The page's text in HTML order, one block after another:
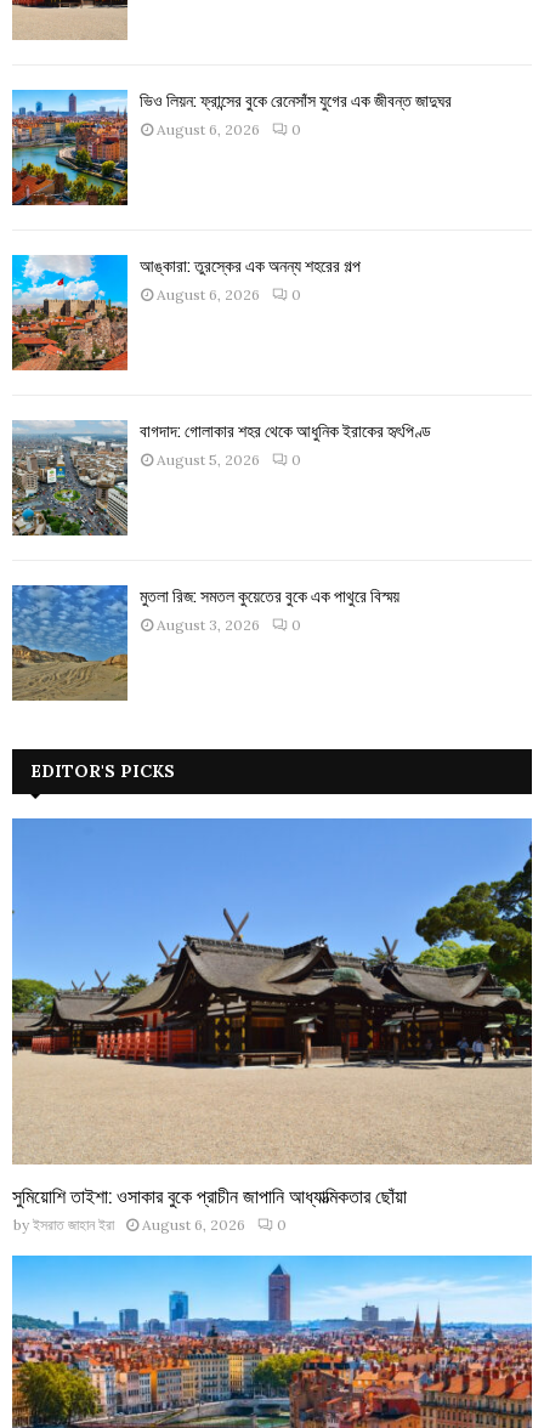
ভিও লিয়ন: ফ্রান্সের বুকে রেনেসাঁস যুগের এক জীবন্ত জাদুঘর
August 6, 2026 0
আঙ্কারা: তুরস্কের এক অনন্য শহরের গল্প
August 6, 2026 0
বাগদাদ: গোলাকার শহর থেকে আধুনিক ইরাকের হৃৎপিণ্ড
August 5, 2026 0
মুতলা রিজ: সমতল কুয়েতের বুকে এক পাথুরে বিস্ময়
August 3, 2026 0
EDITOR'S PICKS
সুমিয়োশি তাইশা: ওসাকার বুকে প্রাচীন জাপানি আধ্যাত্মিকতার ছোঁয়া
by ইসরাত জাহান ইরা August 6, 2026 0